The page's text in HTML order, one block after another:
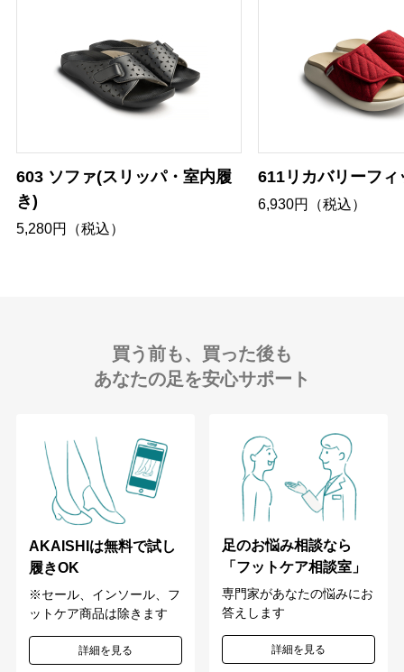
603 ソファ(スリッパ・室内履
き)
5,280円（税込）
611リカバリーフィ
6,930円（税込）
買う前も、買った後も
あなたの足を安心サポート
AKAISHIは無料で試し
履きOK
※セール、インソール、フ
ットケア商品は除きます
詳細を見る
足のお悩み相談なら
「フットケア相談室」
専門家があなたの悩みにお
答えします
詳細を見る